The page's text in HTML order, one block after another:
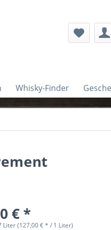
Whisky-Finder
€ *
Liter (127,00 € * / 1 Liter)